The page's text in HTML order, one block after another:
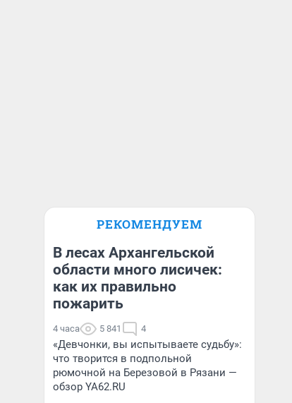
РЕКОМЕНДУЕМ
В лесах Архангельской
области много лисичек:
как их правильно
пожарить
4 часа 5 841 4
«Девчонки, вы испытываете судьбу»:
что творится в подпольной
рюмочной на Березовой в Рязани —
обзор YA62.RU